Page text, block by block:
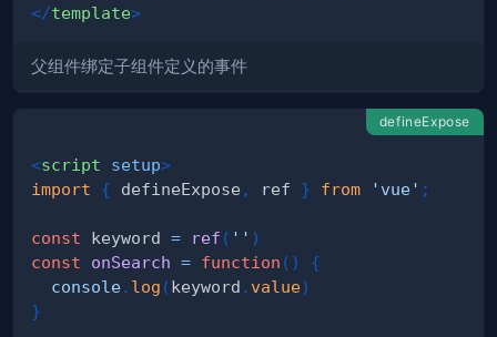
</template>
父组件绑定子组件定义的事件
defineExpose
<script setup>
import
{ defineExpose , ref } from 'vue' ;
const keyword = ref ( '' )
const
onSearch = function ( )
{
console. log (keyword . value)
}